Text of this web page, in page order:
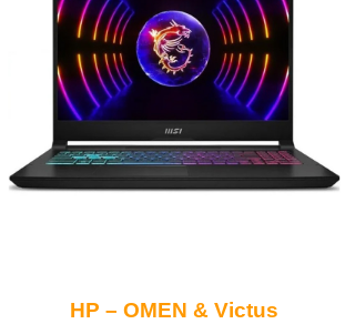
HP – OMEN & Victus